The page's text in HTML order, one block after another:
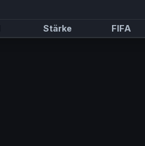
Stärke FIFA